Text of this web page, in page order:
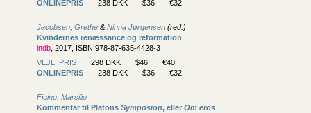
ONLINEPRIS
238 DKK $36 €32
Jacobsen, Grethe & Ninna Jørgensen (red.)
Kvindernes renæssance og reformation
indb , 2017, ISBN 978-87-635-4428-3
VEJL. PRIS
298 DKK $46
€40
ONLINEPRIS
238 DKK $36 €32
Ficino, Marsilio
Kommentar til Platons Symposion, eller Om eros